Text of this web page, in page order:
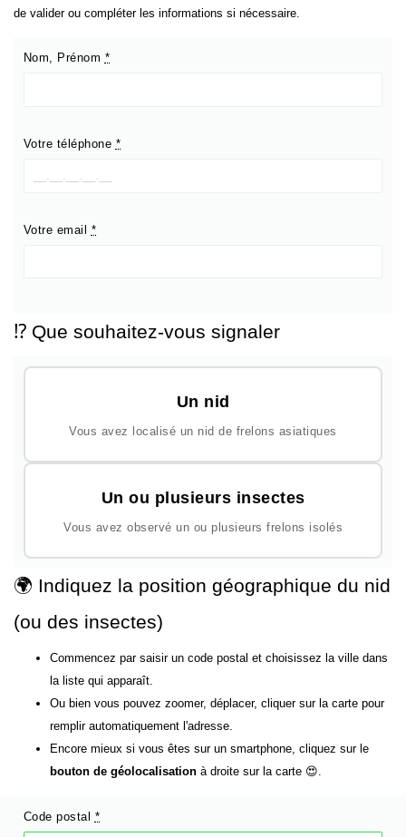
de valider ou compléter les informations si nécessaire.
Nom, Prénom *
Votre téléphone *
Votre email *
⁉️ Que souhaitez-vous signaler
Un nid
Vous avez localisé un nid de frelons asiatiques
Un ou plusieurs insectes
Vous avez observé un ou plusieurs frelons isolés
🌍 Indiquez la position géographique du nid
(ou des insectes)
Commencez par saisir un code postal et choisissez la ville dans
la liste qui apparaît.
Ou bien vous pouvez zoomer, déplacer, cliquer sur la carte pour
remplir automatiquement l'adresse.
Encore mieux si vous êtes sur un smartphone, cliquez sur le
bouton de géolocalisation à droite sur la carte 😍.
Code postal *